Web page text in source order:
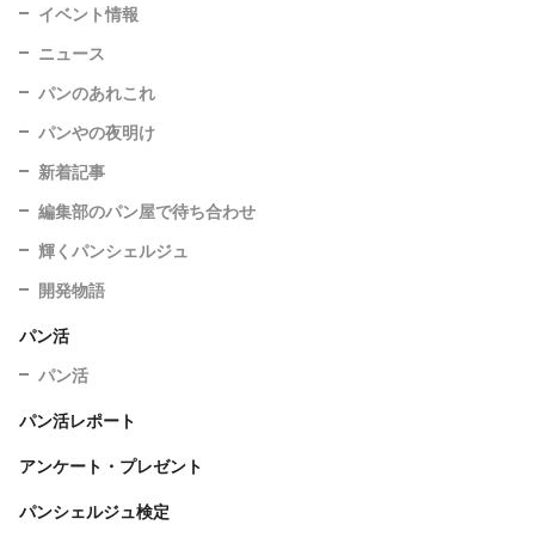
イベント情報
ニュース
パンのあれこれ
パンやの夜明け
新着記事
編集部のパン屋で待ち合わせ
輝くパンシェルジュ
開発物語
パン活
パン活
パン活レポート
アンケート・プレゼント
パンシェルジュ検定